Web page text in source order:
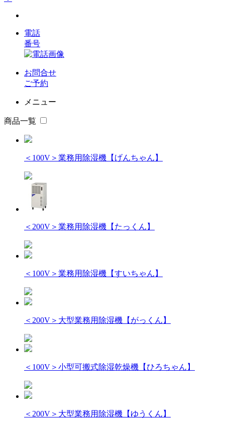
電話
番号
お問合せ
ご予約
メニュー
商品一覧
＜100V＞業務用除湿機【げんちゃん】
＜200V＞業務用除湿機【たっくん】
＜100V＞業務用除湿機【すいちゃん】
＜200V＞大型業務用除湿機【がっくん】
＜100V＞小型可搬式除湿乾燥機【ひろちゃん】
＜200V＞大型業務用除湿機【ゆうくん】